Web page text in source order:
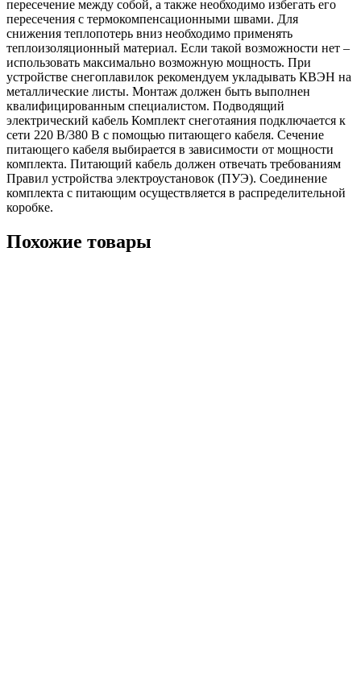
пересечение между собой, а также необходимо избегать его
пересечения с термокомпенсационными швами. Для
снижения теплопотерь вниз необходимо применять
теплоизоляционный материал. Если такой возможности нет –
использовать максимально возможную мощность. При
устройстве снегоплавилок рекомендуем укладывать КВЭН на
металлические листы. Монтаж должен быть выполнен
квалифицированным специалистом. Подводящий
электрический кабель Комплект снеготаяния подключается к
сети 220 В/380 В с помощью питающего кабеля. Сечение
питающего кабеля выбирается в зависимости от мощности
комплекта. Питающий кабель должен отвечать требованиям
Правил устройства электроустановок (ПУЭ). Соединение
комплекта с питающим осуществляется в распределительной
коробке.
Похожие товары